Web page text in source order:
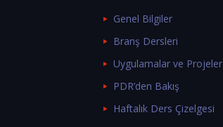
Genel Bilgiler
Branş Dersleri
Uygulamalar ve Projeler
PDR’den Bakış
Haftalık Ders Çizelgesi